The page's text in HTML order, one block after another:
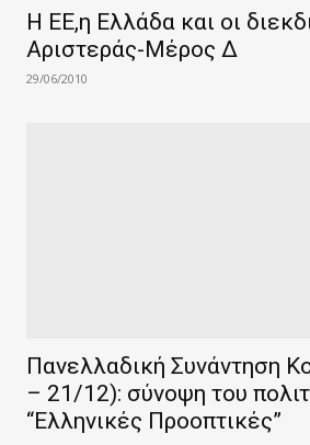
Η ΕΕ,η Ελλάδα και οι
Αριστεράς-Μέρος Δ
29/06/2010
Πανελλαδική Συνάντηση
– 21/12): σύνοψη του
“Ελληνικές Προοπτικές”